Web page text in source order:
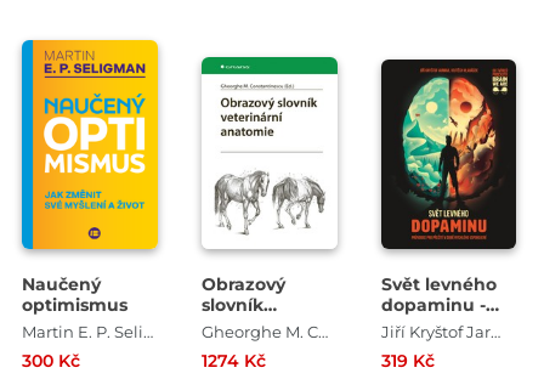
Naučený
optimismus
Martin E. P. Seligman
300 Kč
Obrazový
slovník
veterinární
anatomie
Gheorghe M. Constantinescu
1274 Kč
Svět levného
dopaminu -
Průvodce pro
přežití v době
rychlého
Jiří Kryštof Jarmar , Vojtěch Hlaváček
319 Kč